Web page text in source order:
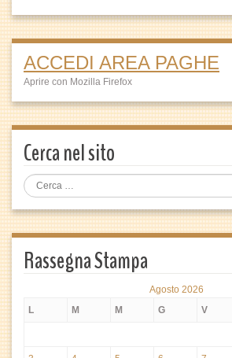
ACCEDI AREA PAGHE
Aprire con Mozilla Firefox
Cerca nel sito
Rassegna Stampa
Agosto 2026
L
M M G V